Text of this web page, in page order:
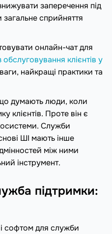
заперечення під
загальне сприйняття
онлайн-чат для
обслуговування клієнтів у
найкращі практики та
думають люди, коли
клієнтів. Проте він є
Служби
ШІ мають інше
між ними
інструмент.
підтримки:
софтом для служби